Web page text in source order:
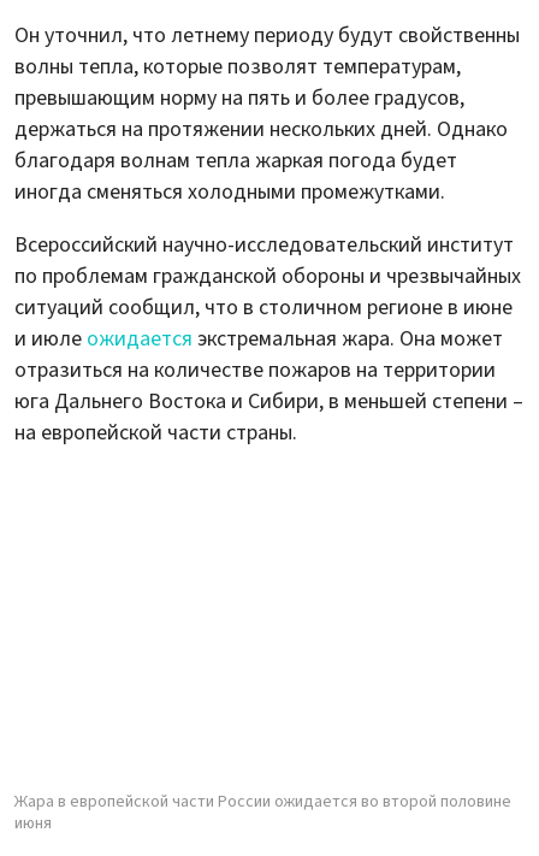
Он уточнил, что летнему периоду будут свойственны
волны тепла, которые позволят температурам,
превышающим норму на пять и более градусов,
держаться на протяжении нескольких дней. Однако
благодаря волнам тепла жаркая погода будет
иногда сменяться холодными промежутками.
Всероссийский научно-исследовательский институт
по проблемам гражданской обороны и чрезвычайных
ситуаций сообщил, что в столичном регионе в июне
и июле ожидается экстремальная жара. Она может
отразиться на количестве пожаров на территории
юга Дальнего Востока и Сибири, в меньшей степени –
на европейской части страны.
Жара в европейской части России ожидается во второй половине
июня